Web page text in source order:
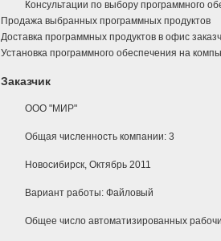
Консультации по выбору программного
Продажа выбранных программных продуктов
Доставка программных продуктов в офис
Установка программного обеспечения на
Заказчик
ООО "МИР"
Общая численность компании: 3
Новосибирск, Октябрь 2011
Вариант работы: Файловый
Общее число автоматизированных